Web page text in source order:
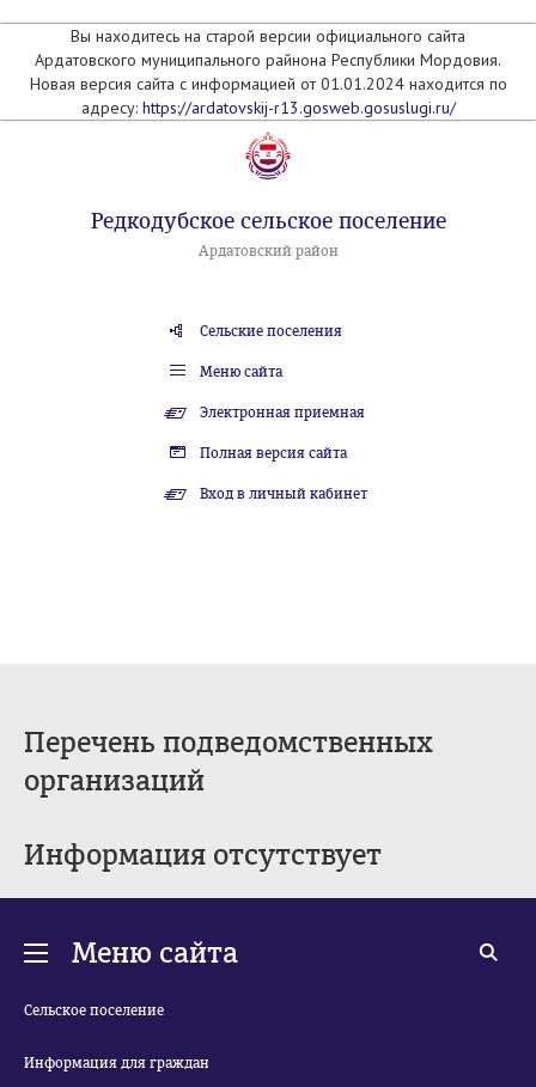
Вы находитесь на старой версии официального сайта
Ардатовского муниципального райнона Республики Мордовия.
Новая версия сайта с информацией от 01.01.2024 находится по
адресу: https://ardatovskij-r13.gosweb.gosuslugi.ru/
Редкодубское сельское поселение
Ардатовский район
Сельские поселения
Меню сайта
Электронная приемная
Полная версия сайта
Вход в личный кабинет
Перечень подведомственных
организаций
Информация отсутствует
Меню сайта
Сельское поселение
Информация для граждан